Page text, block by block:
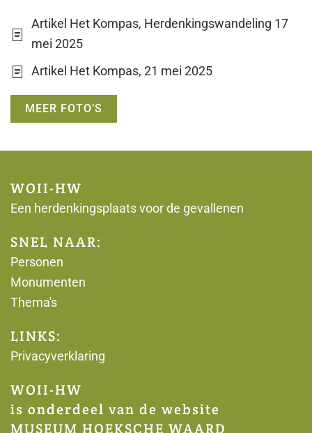
Artikel Het Kompas, Herdenkingswandeling 17
mei 2025
Artikel Het Kompas, 21 mei 2025
MEER FOTO’S
WOII-HW
Een herdenkingsplaats voor de gevallenen
SNEL NAAR:
Personen
Monumenten
Thema's
LINKS:
Privacyverklaring
WOII-HW
is onderdeel van de website
MUSEUM HOEKSCHE WAARD